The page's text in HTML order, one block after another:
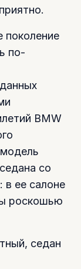
поколение
по-
BMW
со
в ее салоне
роскошью
седан